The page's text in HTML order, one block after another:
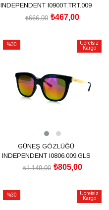
INDEPENDENT I0900T.TRT.009
₺467,00
₺666,00
%30
Ücretsiz
Kargo
GÜNEŞ GÖZLÜĞÜ
INDEPENDENT I0806.009.GLS
₺805,00
₺1.149,00
%30
Ücretsiz
Kargo